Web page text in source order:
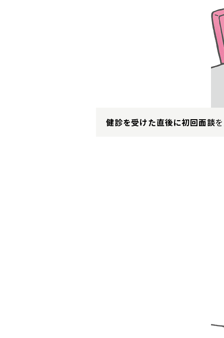
健診を受けた直後に初回面談